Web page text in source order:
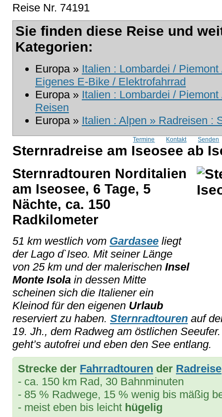
Reise Nr. 74191
Sie finden diese Reise und
Kategorien:
Europa » Italien : Lombardei /
Eigenes E-Bike / Elektrofahrrad
Europa » Italien : Lombardei /
Reisen
Europa » Italien : Alpen » Radreisen :
Termine Kontakt Senden
Sternradreise am Iseosee ab
Sternradtouren Norditalien
am Iseosee, 6 Tage, 5
Nächte, ca. 150
Radkilometer
51 km westlich vom Gardasee liegt
der Lago d`Iseo. Mit seiner Länge
von 25 km und der malerischen Insel
Monte Isola in dessen Mitte
scheinen sich die Italiener ein
Kleinod für den eigenen Urlaub
reserviert zu haben. Sternradtouren auf
19. Jh., dem Radweg am östlichen
geht’s autofrei und eben den See entlang.
Strecke der Fahrradtouren der Radreise
- ca. 150 km Rad, 30 Bahnminuten
- 85 % Radwege, 15 % wenig bis mäßig
- meist eben bis leicht hügelig